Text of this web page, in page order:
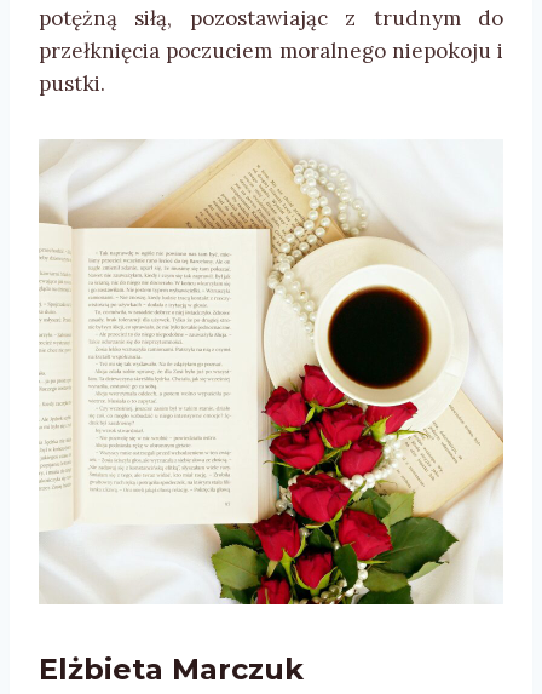
potężną siłą, pozostawiając z trudnym do
przełknięcia poczuciem moralnego niepokoju i
pustki.
Elżbieta Marczuk